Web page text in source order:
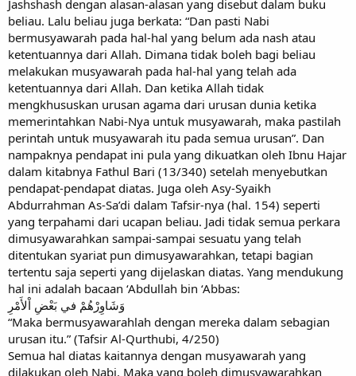
Jashshash dengan alasan-alasan yang disebut dalam buku
beliau. Lalu beliau juga berkata: “Dan pasti Nabi
bermusyawarah pada hal-hal yang belum ada nash atau
ketentuannya dari Allah. Dimana tidak boleh bagi beliau
melakukan musyawarah pada hal-hal yang telah ada
ketentuannya dari Allah. Dan ketika Allah tidak
mengkhususkan urusan agama dari urusan dunia ketika
memerintahkan Nabi-Nya untuk musyawarah, maka pastilah
perintah untuk musyawarah itu pada semua urusan”. Dan
nampaknya pendapat ini pula yang dikuatkan oleh Ibnu Hajar
dalam kitabnya Fathul Bari (13/340) setelah menyebutkan
pendapat-pendapat diatas. Juga oleh Asy-Syaikh
Abdurrahman As-Sa’di dalam Tafsir-nya (hal. 154) seperti
yang terpahami dari ucapan beliau. Jadi tidak semua perkara
dimusyawarahkan sampai-sampai sesuatu yang telah
ditentukan syariat pun dimusyawarahkan, tetapi bagian
tertentu saja seperti yang dijelaskan diatas. Yang mendukung
hal ini adalah bacaan ‘Abdullah bin ‘Abbas:
وَشَاوِرْهُمْ في بَعْضِ اْلأَمْرِ
“Maka bermusyawarahlah dengan mereka dalam sebagian
urusan itu.” (Tafsir Al-Qurthubi, 4/250)
Semua hal diatas kaitannya dengan musyawarah yang
dilakukan oleh Nabi. Maka yang boleh dimusyawarahkan